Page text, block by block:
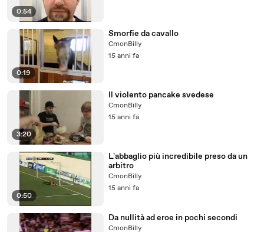
0:54
0:19
Smorfie da cavallo
CmonBilly
15 anni fa
3:20
Il violento pancake svedese
CmonBilly
15 anni fa
0:50
L'abbaglio più incredibile preso da un
arbitro
CmonBilly
15 anni fa
Da nullità ad eroe in pochi secondi
CmonBilly